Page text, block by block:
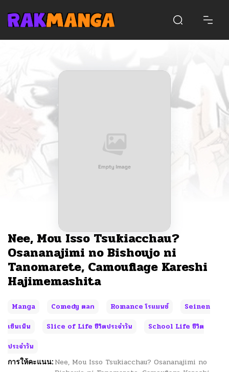
Nee, Mou Isso Tsukiacchau?
Osananajimi no Bishoujo ni
Tanomarete, Camouflage Kareshi
Hajimemashita
Manga Comedy ตลก Romance โรแมนซ์
Seinen
เซ็นเน็น
Slice of Life ชีวิตประจำวัน
School Life ชีวิต
ประจำวัน
การให้คะแนน: Nee, Mou Isso Tsukiacchau? Osananajimi no